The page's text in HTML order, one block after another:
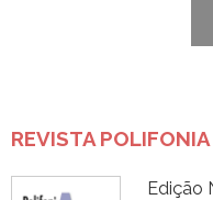
REVISTA
Edição